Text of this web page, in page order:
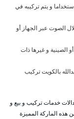
و يتم تركيبه في
الصوت عبر الجهاز أو
أو الصينية و غيرها ذات
بالكويت تركيب
خدمات تركيب و بيع و
من هذه الماركة المميزة